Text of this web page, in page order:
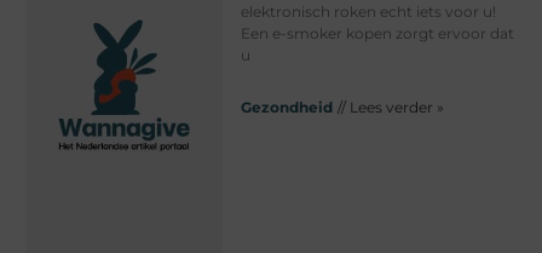
elektronisch roken echt iets voor u!
Een e-smoker kopen zorgt ervoor dat
u
Gezondheid // Lees verder »